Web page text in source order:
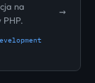
na
→